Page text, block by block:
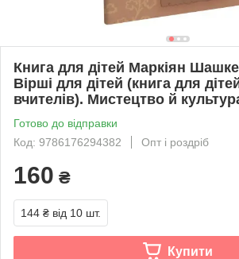
Книга для дітей Маркіян
Вірші для дітей (книга для
вчителів). Мистецтво й
Готово до відправки
Код: 9786176294382
Опт і роздріб
160 ₴
144 ₴ від 10 шт.
Купити